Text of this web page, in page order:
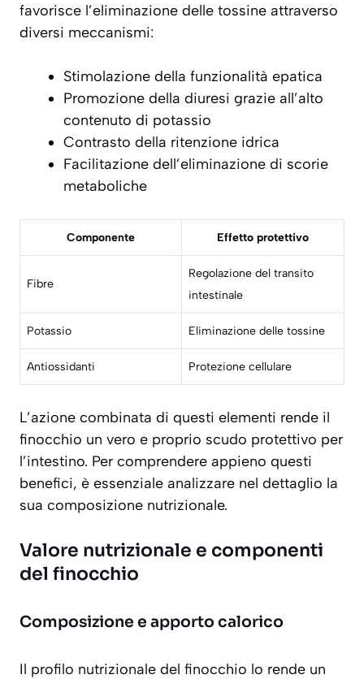
favorisce l’eliminazione delle tossine attraverso
diversi meccanismi:
Stimolazione della funzionalità epatica
Promozione della diuresi grazie all’alto
contenuto di potassio
Contrasto della ritenzione idrica
Facilitazione dell’eliminazione di scorie
metaboliche
Componente Effetto protettivo
Fibre
Regolazione del transito
intestinale
Potassio Eliminazione delle tossine
Antiossidanti Protezione cellulare
L’azione combinata di questi elementi rende il
finocchio un vero e proprio scudo protettivo per
l’intestino. Per comprendere appieno questi
benefici, è essenziale analizzare nel dettaglio la
sua composizione nutrizionale.
Valore nutrizionale e componenti
del finocchio
Composizione e apporto calorico
Il profilo nutrizionale del finocchio lo rende un